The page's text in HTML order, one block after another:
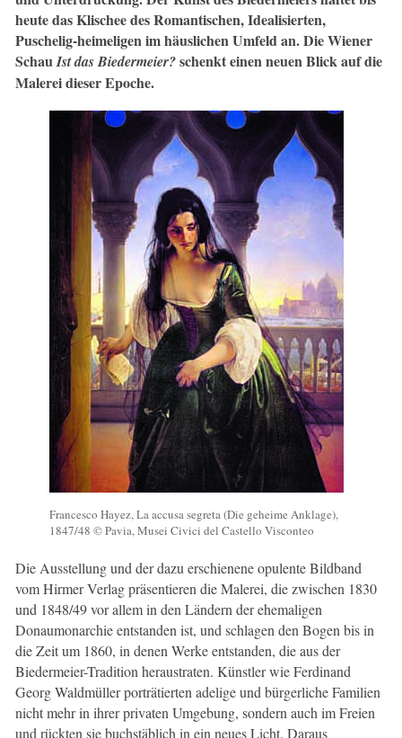
heute das Klischee des Romantischen, Idealisierten,
Puschelig-heimeligen im häuslichen Umfeld an. Die Wiener
SchauIst das Biedermeier?schenkt einen neuen Blick auf die
Malerei dieser Epoche.
Francesco Hayez, La accusa segreta (Die geheime Anklage),
1847/48 © Pavia, Musei Civici del Castello Visconteo
Die Ausstellung und der dazu erschienene opulente Bildband
vom Hirmer Verlag präsentieren die Malerei, die zwischen 1830
und 1848/49 vor allem in den Ländern der ehemaligen
Donaumonarchie entstanden ist, und schlagen den Bogen bis in
die Zeit um 1860, in denen Werke entstanden, die aus der
Biedermeier-Tradition heraustraten. Künstler wie Ferdinand
Georg Waldmüller porträtierten adelige und bürgerliche Familien
nicht mehr in ihrer privaten Umgebung, sondern auch im Freien
und rückten sie buchstäblich in ein neues Licht. Daraus